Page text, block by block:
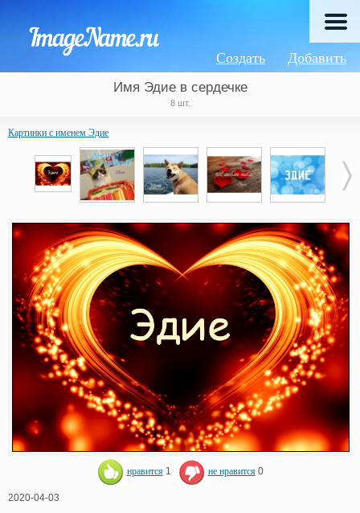
Добавить
Создать
Имя Эдие в сердечке
8 шт.
Картинки с именем Эдие
нравится 1 не нравится 0
2020-04-03